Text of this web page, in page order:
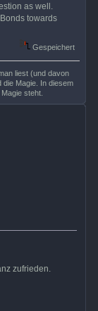
as well.
towards
Gespeichert
liest (und davon
die Magie. In diesem
steht.
zufrieden.